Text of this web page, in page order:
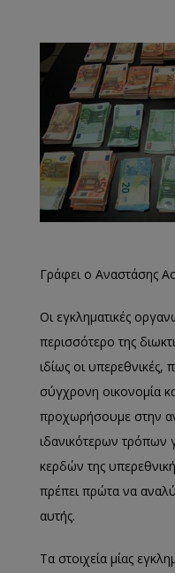
Γράφει ο Αναστάσης
Οι εγκληματικές
περισσότερο της
ιδίως οι
σύγχρονη οικονομία
προχωρήσουμε στην
ιδανικότερων τρόπων
κερδών της
πρέπει πρώτα να
αυτής.
Τα στοιχεία μίας